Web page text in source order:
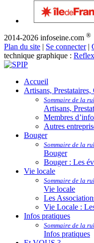
2014-2026 infoseine.com ®
Plan du site | Se connecter|
technique graphique : Reflex
Accueil
Artisans, Prestataires,
Sommaire de la
Artisans,
Membres
Autres
Bouger
Sommaire de la
Bouger
Bouger : Les
Vie locale
Sommaire de la
Vie locale
Les
Vie Locale :
Infos pratiques
Sommaire de la
Infos pratiques